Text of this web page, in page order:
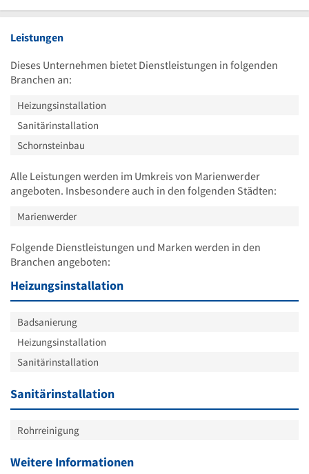
Leistungen
Dieses Unternehmen bietet Dienstleistungen in folgenden
Branchen an:
Heizungsinstallation
Sanitärinstallation
Schornsteinbau
Alle Leistungen werden im Umkreis von Marienwerder
angeboten. Insbesondere auch in den folgenden Städten:
Marienwerder
Folgende Dienstleistungen und Marken werden in den
Branchen angeboten:
Heizungsinstallation
Badsanierung
Heizungsinstallation
Sanitärinstallation
Sanitärinstallation
Rohrreinigung
Weitere Informationen